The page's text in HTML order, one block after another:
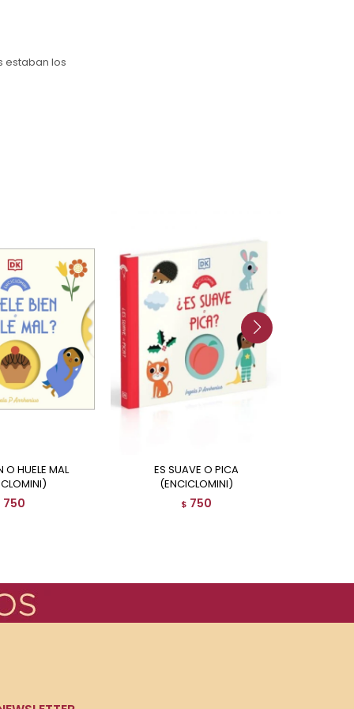
estaban los
750
ES SUAVE O PICA
(ENCICLOMINI)
$ 750